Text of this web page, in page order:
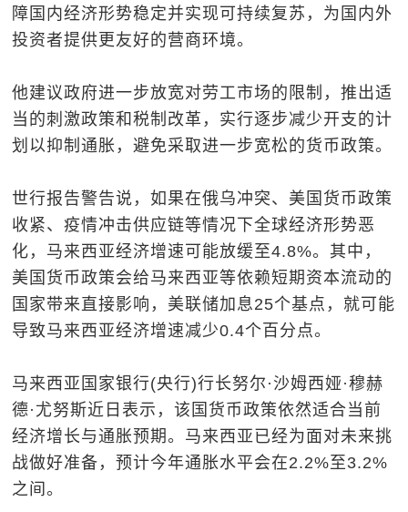
障国内经济形势稳定并实现可持续复苏，为国内外
投资者提供更友好的营商环境。
他建议政府进一步放宽对劳工市场的限制，推出适
当的刺激政策和税制改革，实行逐步减少开支的计
划以抑制通胀，避免采取进一步宽松的货币政策。
世行报告警告说，如果在俄乌冲突、美国货币政策
收紧、疫情冲击供应链等情况下全球经济形势恶
化，马来西亚经济增速可能放缓至4.8%。其中，
美国货币政策会给马来西亚等依赖短期资本流动的
国家带来直接影响，美联储加息25个基点，就可能
导致马来西亚经济增速减少0.4个百分点。
马来西亚国家银行(央行)行长努尔·沙姆西娅·穆赫
德·尤努斯近日表示，该国货币政策依然适合当前
经济增长与通胀预期。马来西亚已经为面对未来挑
战做好准备，预计今年通胀水平会在2.2%至3.2%
之间。